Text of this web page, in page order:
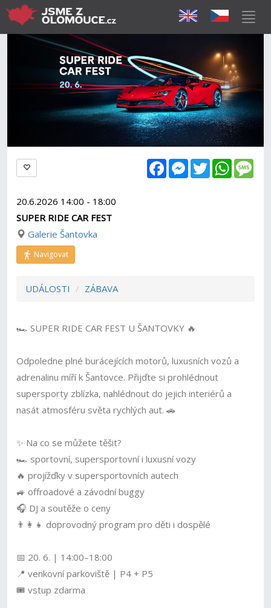
FacebookMessenger
Twitter
20.6.2026 14:00 - 18:00
SUPER RIDE CAR FEST
Galerie Šantovka
Navigovat
UDÁLOSTI ZÁBAVA
🏎️ SUPER RIDE CAR FEST U ŠANTOVKY 🔥
Odpoledne plné burácejících motorů, luxusních vozů a
adrenalinu míří k Šantovce. Přijďte si prohlédnout
supersporty zblízka, nahlédnout do jejich interiérů a
nasát atmosféru světa rychlých aut. 🚗
✨ Na co se můžete těšit?
🏎️ sportovní, supersportovní i luxusní vozy
🔥 projížďky v supersportovních autech
🚙 offroadové a závodní buggy
🎧 DJ a soutěže o ceny
👨‍👩‍👧 doprovodný program pro děti i dospělé
📅 20. 6. | 14:00–18:00
📍 venkovní parkoviště | P4 + P5
🎟️ vstup zdarma